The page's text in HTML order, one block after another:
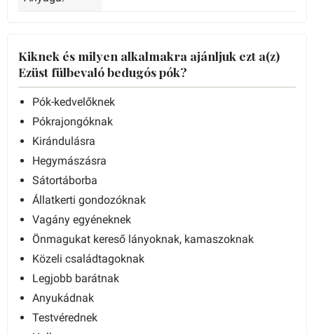
Kiknek és milyen alkalmakra ajánljuk ezt a(z)
Ezüst fülbevaló bedugós pók?
Pók-kedvelőknek
Pókrajongóknak
Kirándulásra
Hegymászásra
Sátortáborba
Állatkerti gondozóknak
Vagány egyéneknek
Önmagukat kereső lányoknak, kamaszoknak
Közeli családtagoknak
Legjobb barátnak
Anyukádnak
Testvérednek